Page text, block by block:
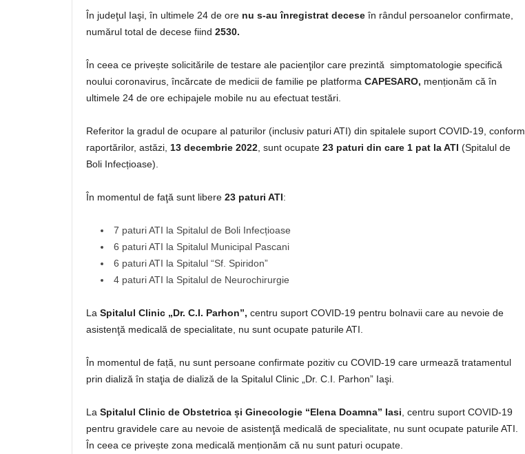
În judeţul Iaşi, în ultimele 24 de ore nu s-au înregistrat decese în rândul persoanelor confirmate,
numărul total de decese fiind 2530.
În ceea ce privește solicitările de testare ale pacienţilor care prezintă simptomatologie specifică
noului coronavirus, încărcate de medicii de familie pe platforma CAPESARO, menționăm că în
ultimele 24 de ore echipajele mobile nu au efectuat testări.
Referitor la gradul de ocupare al paturilor (inclusiv paturi ATI) din spitalele suport COVID-19, conform
raportărilor, astăzi, 13 decembrie 2022 , sunt ocupate 23 paturi din care 1 pat la ATI (Spitalul de
Boli Infecțioase).
În momentul de faţă sunt libere 23 paturi ATI:
7 paturi ATI la Spitalul de Boli Infecțioase
6 paturi ATI la Spitalul Municipal Pascani
6 paturi ATI la Spitalul “Sf. Spiridon”
4 paturi ATI la Spitalul de Neurochirurgie
La Spitalul Clinic „Dr. C.I. Parhon”, centru suport COVID-19 pentru bolnavii care au nevoie de
asistenţă medicală de specialitate, nu sunt ocupate paturile ATI.
În momentul de față, nu sunt persoane confirmate pozitiv cu COVID-19 care urmează tratamentul
prin dializă în staţia de dializă de la Spitalul Clinic „Dr. C.I. Parhon” Iaşi.
La Spitalul Clinic de Obstetrica și Ginecologie “Elena Doamna” Iasi , centru suport COVID-19
pentru gravidele care au nevoie de asistenţă medicală de specialitate, nu sunt ocupate paturile ATI.
În ceea ce privește zona medicală menționăm că nu sunt paturi ocupate.